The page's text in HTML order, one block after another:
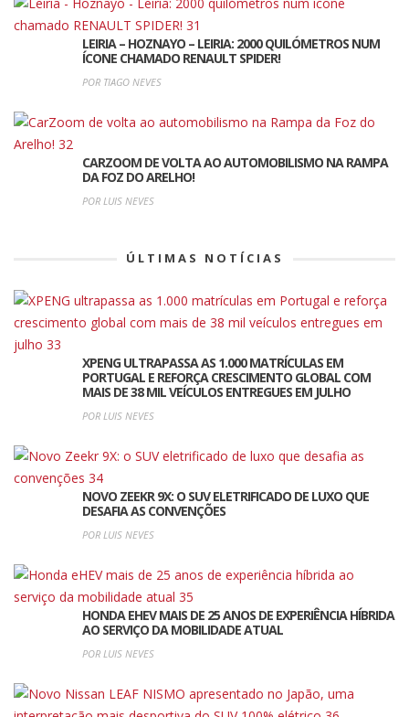
LEIRIA – HOZNAYO – LEIRIA: 2000 QUILÓMETROS NUM
ÍCONE CHAMADO RENAULT SPIDER!
POR TIAGO NEVES
CARZOOM DE VOLTA AO AUTOMOBILISMO NA RAMPA
DA FOZ DO ARELHO!
POR LUIS NEVES
ÚLTIMAS NOTÍCIAS
XPENG ULTRAPASSA AS 1.000 MATRÍCULAS EM
PORTUGAL E REFORÇA CRESCIMENTO GLOBAL COM
MAIS DE 38 MIL VEÍCULOS ENTREGUES EM JULHO
POR LUIS NEVES
NOVO ZEEKR 9X: O SUV ELETRIFICADO DE LUXO QUE
DESAFIA AS CONVENÇÕES
POR LUIS NEVES
HONDA EHEV MAIS DE 25 ANOS DE EXPERIÊNCIA HÍBRIDA
AO SERVIÇO DA MOBILIDADE ATUAL
POR LUIS NEVES